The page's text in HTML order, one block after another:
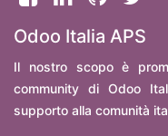
Odoo Italia APS
Il nostro scopo è
community di Odoo
supporto alla comunità